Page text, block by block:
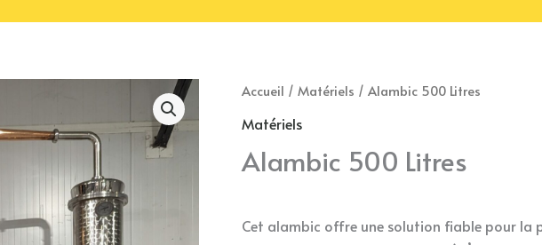
Accueil / Matériels / Alambic 500 Litres
Matériels
Alambic 500 Litres
Cet alambic offre une solution fiable pour la